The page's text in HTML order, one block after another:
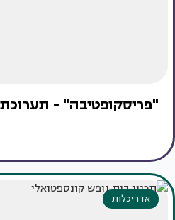
"פריסקופטיבה" -
אדריכלות